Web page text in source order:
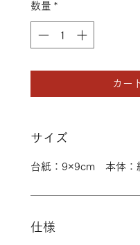
数量 *
カー
サイズ
台紙：9×9cm 本体：
仕様